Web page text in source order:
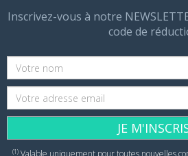
Inscrivez-vous à notre
code de
JE
(1)Valable uniquement pour toutes nouvelles